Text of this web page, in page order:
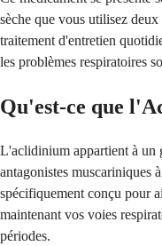
sèche que vous utilisez
traitement d'entretien
les problèmes respiratoires
Qu'est-ce que
L'aclidinium appartient à un
antagonistes
spécifiquement conçu pour
maintenant vos voies
périodes.